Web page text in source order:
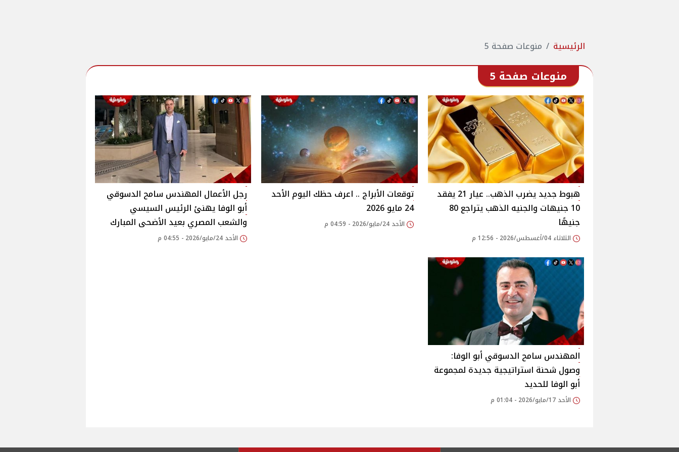
الرئيسية منوعات صفحة 5
منوعات صفحة 5
هبوط جديد يضرب الذهب.. عيار 21 يفقد
10 جنيهات والجنيه الذهب يتراجع 80
جنيهًا
الثلاثاء 04/أغسطس/2026 - 12:56 م
توقعات الأبراج .. اعرف حظك اليوم الأحد
24 مايو 2026
الأحد 24/مايو/2026 - 04:59 م
رجل الأعمال المهندس سامح الدسوقي
أبو الوفا يهنئ الرئيس السيسي
والشعب المصري بعيد الأضحى المبارك
الأحد 24/مايو/2026 - 04:55 م
المهندس سامح الدسوقي أبو الوفا:
وصول شحنة استراتيجية جديدة لمجموعة
أبو الوفا للحديد
الأحد 17/مايو/2026 - 01:04 م